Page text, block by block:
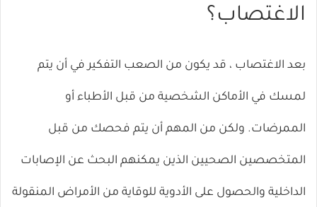
الاغتصاب؟
بعد الاغتصاب ، قد يكون من الصعب التفكير في أن يتم
لمسك في الأماكن الشخصية من قبل الأطباء أو
الممرضات. ولكن من المهم أن يتم فحصك من قبل
المتخصصين الصحيين الذين يمكنهم البحث عن الإصابات
الداخلية والحصول على الأدوية للوقاية من الأمراض المنقولة